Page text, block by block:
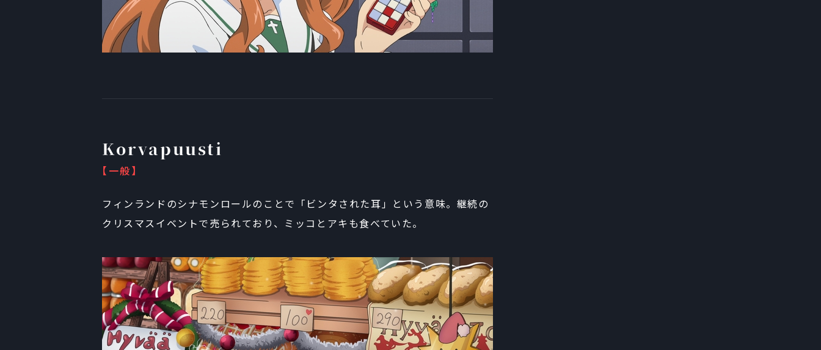
Korvapuusti
【一般】
フィンランドのシナモンロールのことで「ビンタされた耳」という意味。継続の
クリスマスイベントで売られており、ミッコとアキも食べていた。